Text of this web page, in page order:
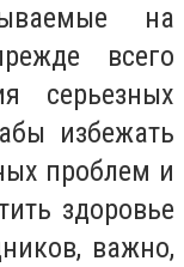
на
всего
серьезных
избежать
проблем и
здоровье
важно,